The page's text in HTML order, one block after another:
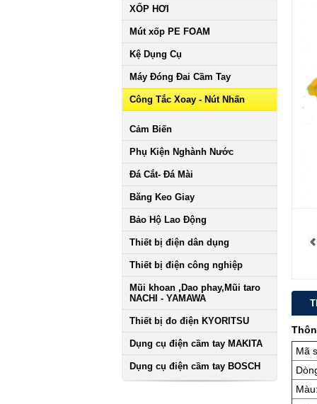
XỐP HƠI
Mút xốp PE FOAM
Kệ Dụng Cụ
Máy Đóng Đai Cầm Tay
Công Tắc Xoay - Nút Nhấn
Cảm Biến
Phụ Kiện Nghành Nước
Đá Cắt- Đá Mài
Băng Keo Giay
Bảo Hộ Lao Động
Thiết bị điện dân dụng
Thiết bị điện công nghiệp
Mũi khoan ,Dao phay,Mũi taro
NACHI - YAMAWA
Thiết bị đo điện KYORITSU
Dụng cụ điện cầm tay MAKITA
Dụng cụ điện cầm tay BOSCH
Mã
Màu: